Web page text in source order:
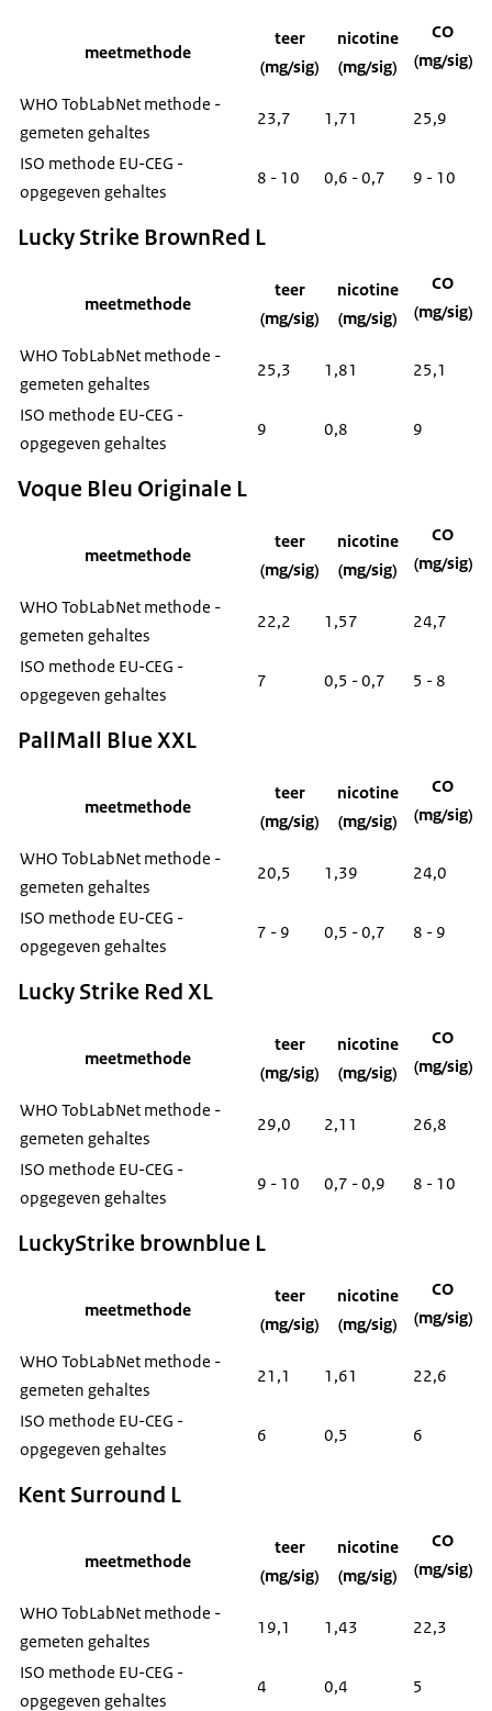
meetmethode
teer
(mg/sig)
nicotine
(mg/sig)
CO
(mg/sig)
WHO TobLabNet methode -
gemeten gehaltes
23,7 1,71 25,9
ISO methode EU-CEG -
opgegeven gehaltes
8 - 10 0,6 - 0,7 9 - 10
Lucky Strike BrownRed L
meetmethode
teer
(mg/sig)
nicotine
(mg/sig)
CO
(mg/sig)
WHO TobLabNet methode -
gemeten gehaltes
25,3 1,81 25,1
ISO methode EU-CEG -
opgegeven gehaltes
9 0,8 9
Voque Bleu Originale L
meetmethode
teer
(mg/sig)
nicotine
(mg/sig)
CO
(mg/sig)
WHO TobLabNet methode -
gemeten gehaltes
22,2 1,57 24,7
ISO methode EU-CEG -
opgegeven gehaltes
7 0,5 - 0,7 5 - 8
PallMall Blue XXL
meetmethode
teer
(mg/sig)
nicotine
(mg/sig)
CO
(mg/sig)
WHO TobLabNet methode -
gemeten gehaltes
20,5 1,39 24,0
ISO methode EU-CEG -
opgegeven gehaltes
7 - 9 0,5 - 0,7 8 - 9
Lucky Strike Red XL
meetmethode
teer
(mg/sig)
nicotine
(mg/sig)
CO
(mg/sig)
WHO TobLabNet methode -
gemeten gehaltes
29,0 2,11 26,8
ISO methode EU-CEG -
opgegeven gehaltes
9 - 10 0,7 - 0,9 8 - 10
LuckyStrike brownblue L
meetmethode
teer
(mg/sig)
nicotine
(mg/sig)
CO
(mg/sig)
WHO TobLabNet methode -
gemeten gehaltes
21,1 1,61 22,6
ISO methode EU-CEG -
opgegeven gehaltes
6 0,5 6
Kent Surround L
meetmethode
teer
(mg/sig)
nicotine
(mg/sig)
CO
(mg/sig)
WHO TobLabNet methode -
gemeten gehaltes
19,1 1,43 22,3
ISO methode EU-CEG -
opgegeven gehaltes
4 0,4 5